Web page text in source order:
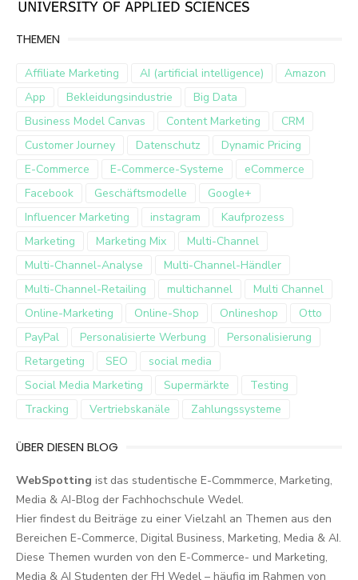
THEMEN
Affiliate Marketing AI (artificial intelligence)
Amazon
App
Bekleidungsindustrie
Big Data
Business Model Canvas
Content Marketing
CRM
Customer Journey
Datenschutz
Dynamic Pricing
E-Commerce
E-Commerce-Systeme
eCommerce
Facebook
Geschäftsmodelle
Google+
Influencer Marketing
instagram
Kaufprozess
Marketing
Marketing Mix
Multi-Channel
Multi-Channel-Analyse
Multi-Channel-Händler
Multi-Channel-Retailing
multichannel
Multi Channel
Online-Marketing
Online-Shop Onlineshop
Otto
PayPal
Personalisierte Werbung
Personalisierung
Retargeting
SEO
social media
Social Media Marketing
Supermärkte
Testing
Tracking
Vertriebskanäle Zahlungssysteme
ÜBER DIESEN BLOG
WebSpotting ist das studentische E-Commmerce, Marketing,
Media & AI-Blog der Fachhochschule Wedel.
Hier findest du Beiträge zu einer Vielzahl an Themen aus den
Bereichen E-Commerce, Digital Business, Marketing, Media & AI.
Diese Themen wurden von den E-Commerce- und Marketing,
Media & AI Studenten der FH Wedel – häufig im Rahmen von